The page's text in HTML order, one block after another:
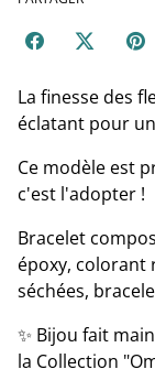
La finesse des
éclatant pour
Ce modèle est
c'est l'adopter !
Bracelet
époxy, colorant
séchées,
✨ Bijou fait
la Collection